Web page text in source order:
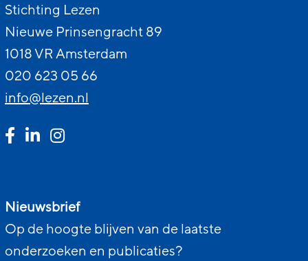
Stichting Lezen
Nieuwe Prinsengracht 89
1018 VR Amsterdam
020 623 05 66
info@lezen.nl
Nieuwsbrief
Op de hoogte blijven van de laatste
onderzoeken en publicaties?